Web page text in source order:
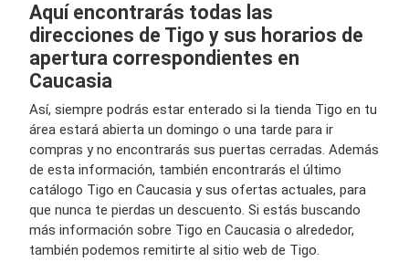
Aquí encontrarás todas las
direcciones de Tigo y sus horarios de
apertura correspondientes en
Caucasia
Así, siempre podrás estar enterado si la tienda Tigo en tu
área estará abierta un domingo o una tarde para ir
compras y no encontrarás sus puertas cerradas. Además
de esta información, también encontrarás el último
catálogo Tigo en Caucasia y sus ofertas actuales, para
que nunca te pierdas un descuento. Si estás buscando
más información sobre Tigo en Caucasia o alrededor,
también podemos remitirte al sitio web de Tigo.